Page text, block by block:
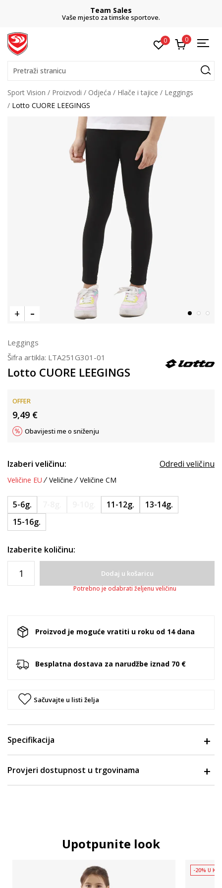
Team Sales
Vaše mjesto za timske sportove.
0 0
Pretraži stranicu
Sport Vision Proizvodi Odjeća Hlače i tajice
Leggings
Lotto CUORE LEEGINGS
Leggings
Šifra artikla: LTA251G301-01
Lotto CUORE LEEGINGS
OFFER
9,49 €
Obavijesti me o sniženju
Izaberi veličinu: Odredi veličinu
Veličine EU Veličine Veličine CM
5-6g. 11-12g.
13-14g.
15-16g.
Izaberite količinu:
Dodaj u košaricu
Potrebno je odabrati željenu veličinu
Proizvod je moguće vratiti u roku od 14 dana
Besplatna dostava za narudžbe iznad 70 €
Sačuvajte u listi želja
Specifikacija
Provjeri dostupnost u trgovinama
Upotpunite look
-20% U